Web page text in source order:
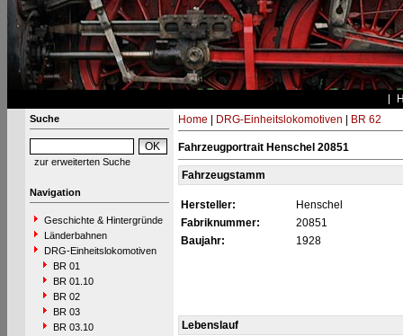
Suche
zur erweiterten Suche
Navigation
Geschichte & Hintergründe
Länderbahnen
DRG-Einheitslokomotiven
BR 01
BR 01.10
BR 02
BR 03
BR 03.10
Home DRG-Einheitslokomotiven BR 62
Fahrzeugportrait Henschel 20851
Fahrzeugstamm
Hersteller:
Henschel
Fabriknummer:
20851
Baujahr:
1928
Lebenslauf